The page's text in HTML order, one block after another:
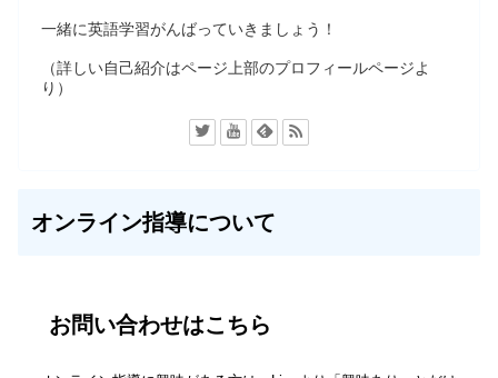
一緒に英語学習がんばっていきましょう！
（詳しい自己紹介はページ上部のプロフィールページよ
り）
オンライン指導について
お問い合わせはこちら